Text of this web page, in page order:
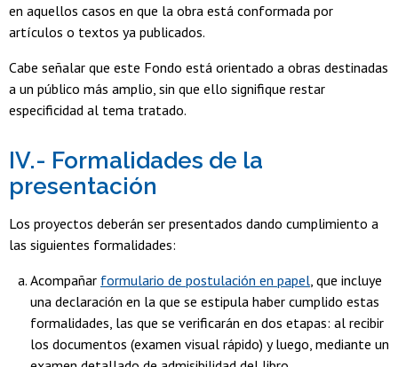
en aquellos casos en que la obra está conformada por
artículos o textos ya publicados.
Cabe señalar que este Fondo está orientado a obras destinadas
a un público más amplio, sin que ello signifique restar
especificidad al tema tratado.
IV.- Formalidades de la
presentación
Los proyectos deberán ser presentados dando cumplimiento a
las siguientes formalidades:
Acompañar formulario de postulación en papel , que incluye
una declaración en la que se estipula haber cumplido estas
formalidades, las que se verificarán en dos etapas: al recibir
los documentos (examen visual rápido) y luego, mediante un